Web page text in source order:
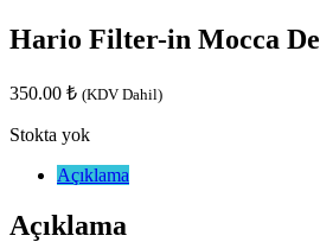
Hario Filter-in Mocca
350.00 ₺ (KDV Dahil)
Stokta yok
Açıklama
Açıklama